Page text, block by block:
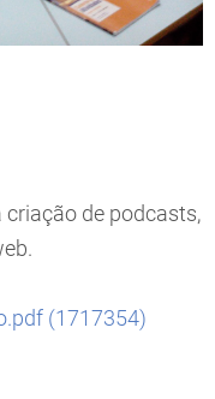
de podcasts,
(1717354)